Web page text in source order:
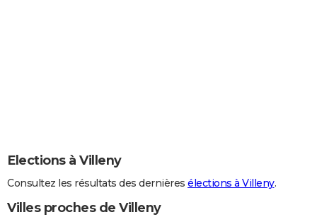
Elections à Villeny
Consultez les résultats des dernières élections à Villeny.
Villes proches de Villeny